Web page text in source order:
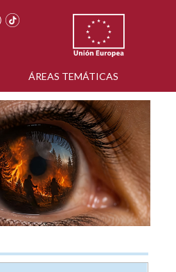
ÁREAS TEMÁTICAS